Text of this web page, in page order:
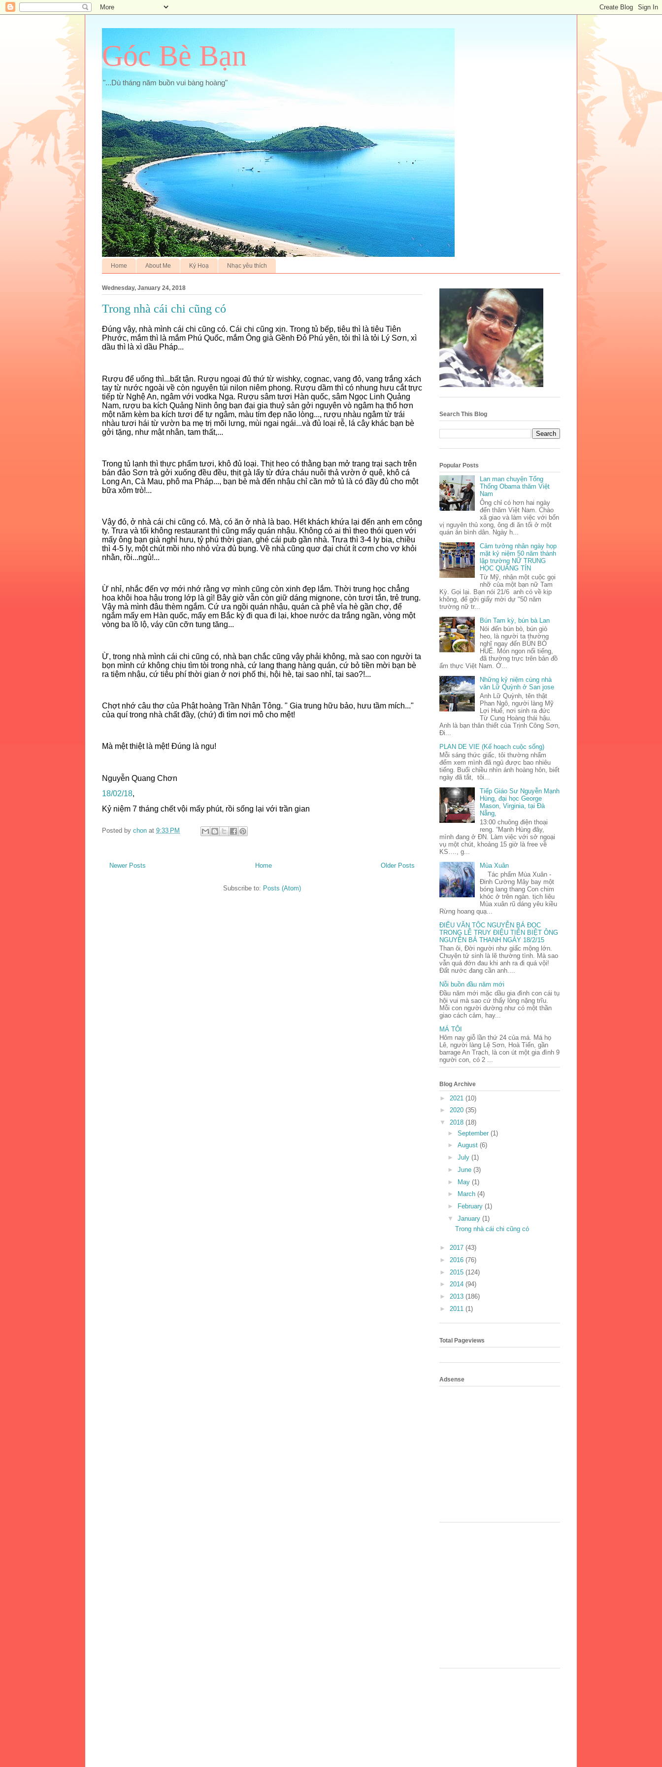
Góc Bè Bạn
"...Dù tháng năm buồn vui bàng hoàng"
Home About Me Ký Hoạ Nhạc yêu thích
Wednesday, January 24, 2018
Trong nhà cái chi cũng có
Đúng vậy, nhà mình cái chi cũng có. Cái chi cũng xịn. Trong tủ bếp, tiêu thì là tiêu Tiên
Phước, mắm thì là mắm Phú Quốc, mắm Ông già Gềnh Đỏ Phú yên, tỏi thì là tỏi Lý Sơn, xì
dầu thì là xì dầu Pháp...
Rượu để uống thì...bất tận. Rượu ngoại đủ thứ từ wishky, cognac, vang đỏ, vang trắng xách
tay từ nước ngoài về còn nguyên túi nilon niêm phong. Rượu dầm thì có nhung hưu cắt trực
tiếp từ Nghệ An, ngâm với vodka Nga. Rượu sâm tươi Hàn quốc, sâm Ngọc Linh Quảng
Nam, rượu ba kích Quảng Ninh ông bạn đại gia thuỷ sản gởi nguyên vò ngâm hạ thổ hơn
một năm kèm ba kích tươi để tự ngâm, màu tím đẹp não lòng..., rượu nhàu ngâm từ trái
nhàu tươi hái từ vườn ba mẹ trị mõi lưng, mùi ngai ngái...và đủ loại rễ, lá cây khác bạn bè
gởi tặng, như mật nhân, tam thất,...
Trong tủ lạnh thì thực phẩm tươi, khô đủ loại. Thịt heo có thằng bạn mở trang trại sạch trên
bán đảo Sơn trà gởi xuống đều đều, thịt gà lấy từ đứa cháu nuôi thả vườn ở quê, khô cá
Long An, Cà Mau, phô ma Pháp..., bạn bè mà đến nhậu chỉ cần mở tủ là có đầy đủ cho một
bữa xôm trò!...
Vậy đó, ở nhà cái chi cũng có. Mà, có ăn ở nhà là bao. Hết khách khứa lại đến anh em công
ty. Trưa và tối không restaurant thì cũng mấy quán nhậu. Không có ai thì theo thói quen với
mấy ông bạn già nghỉ hưu, tỷ phú thời gian, ghé cái pub gần nhà. Trưa thì 3-4 ly bia, chiều
thì 4-5 ly, một chút mồi nho nhỏ vừa đủ bụng. Về nhà cũng quơ đại chút ít cơm cho vợ khỏi
nhằn, rồi...ngủ!...
Ừ nhỉ, nhắc đến vợ mới nhớ rằng vợ mình cũng còn xinh đẹp lắm. Thời trung học chẳng
hoa khôi hoa hậu trong lớp là gì! Bây giờ vẫn còn giữ dáng mignone, còn tươi tắn, trẻ trung.
Vậy mà mình đâu thèm ngắm. Cứ ưa ngồi quán nhậu, quán cà phê vỉa hè gần chợ, để
ngắm mấy em Hàn quốc, mấy em Bắc kỳ đi qua đi lại, khoe nước da trắng ngần, vòng một
vòng ba lồ lộ, váy cũn cỡn tung tăng...
Ừ, trong nhà mình cái chi cũng có, nhà bạn chắc cũng vậy phải không, mà sao con người ta
bọn mình cứ không chịu tìm tòi trong nhà, cứ lang thang hàng quán, cứ bỏ tiền mời bạn bè
ra tiệm nhậu, cứ tiêu phí thời gian ở nơi phố thị, hội hè, tại sao nhỉ, tại sao?!...
Chợt nhớ câu thơ của Phật hoàng Trần Nhân Tông. " Gia trung hữu bảo, hưu tầm mích..."
của quí trong nhà chất đầy, (chứ) đi tìm nơi mô cho mệt!
Mà mệt thiệt là mệt! Đúng là ngu!
Nguyễn Quang Chơn
18/02/18,
Kỷ niệm 7 tháng chết vội mấy phút, rồi sống lại với trần gian
Posted by chon at 9:33 PM
Newer Posts Older Posts
Home
Subscribe to: Posts (Atom)
Search This Blog
Popular Posts
Lan man chuyện Tổng
Thống Obama thăm Việt
Nam
Ông chỉ có hơn hai ngày
đến thăm Việt Nam. Chào
xã giao và làm việc với bốn
vị nguyên thủ xong, ông đi ăn tối ở một
quán ăn bình dân. Ngày h...
Cảm tưởng nhân ngày họp
mặt kỷ niệm 50 năm thành
lập trường NỮ TRUNG
HỌC QUẢNG TÍN
Từ Mỹ, nhận một cuộc gọi
nhỡ của một bạn nữ Tam
Kỳ. Gọi lại. Bạn nói 21/6 anh có về kịp
không, để gởi giấy mời dự "50 năm
trường nữ tr...
Bún Tam kỳ, bún bà Lan
Nói đến bún bò, bún giò
heo, là người ta thường
nghĩ ngay đến BÚN BÒ
HUẾ. Món ngon nổi tiếng,
đã thường trực trên bản đồ
ẩm thực Việt Nam. Ở...
Những kỷ niệm cùng nhà
văn Lữ Quỳnh ở San jose
Anh Lữ Quỳnh, tên thật
Phan Ngô, người làng Mỹ
Lợi Huế, nơi sinh ra đức
Từ Cung Hoàng thái hậu.
Anh là bạn thân thiết của Trịnh Công Sơn,
Đi...
PLAN DE VIE (Kế hoạch cuộc sống)
Mỗi sáng thức giấc, tôi thường nhẩm
đếm xem mình đã ngủ được bao nhiêu
tiếng. Buổi chiều nhìn ánh hoàng hôn, biết
ngày đã tắt, tôi...
Tiếp Giáo Sư Nguyễn Mạnh
Hùng, đại học George
Mason, Virginia, tại Đà
Nẵng,
13:00 chuông điện thoại
reng. “Mạnh Hùng đây,
mình đang ở ĐN. Làm việc với sở ngoại
vụ một chút, khoảng 15 giờ là free về
KS…., g...
Mùa Xuân
Tác phẩm Mùa Xuân -
Đinh Cường Mây bay một
bóng lang thang Con chim
khóc ở trên ngàn. tịch liêu
Mùa xuân rũ dáng yêu kiều
Rừng hoang quạ...
ĐIẾU VĂN TỘC NGUYỄN BÁ ĐỌC
TRONG LỄ TRUY ĐIỆU TIỄN BIỆT ÔNG
NGUYỄN BÁ THANH NGÀY 18/2/15
Than ôi, Đời người như giấc mộng lớn.
Chuyện tử sinh là lẽ thường tình. Mà sao
vẫn quá đớn đau khi anh ra đi quá vội!
Đất nước đang cần anh....
Nỗi buồn đầu năm mới
Đầu năm mới mặc dầu gia đình con cái tụ
hội vui mà sao cứ thấy lòng nặng trĩu.
Mỗi con người dường như có một thần
giao cách cảm, hay...
MÁ TÔI
Hôm nay giỗ lần thứ 24 của má. Má họ
Lê, người làng Lệ Sơn, Hoà Tiến, gần
barrage An Trạch, là con út một gia đình 9
người con, có 2 ...
Blog Archive
► 2021 (10)
► 2020 (35)
▼ 2018 (18)
► September (1)
► August (6)
► July (1)
► June (3)
► May (1)
►
March (4)
►
February (1)
▼ January (1)
Trong nhà cái chi cũng có
► 2017 (43)
► 2016 (76)
► 2015 (124)
► 2014 (94)
► 2013 (186)
► 2011 (1)
Total Pageviews
Adsense